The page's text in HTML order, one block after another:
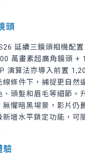
頭
延續三鏡頭相機配
萬畫素超廣角鏡頭 +
演算法亦導入前置
條件下，捕捉更自然
頭髮和眉毛等細節。
懼暗黑場景，影片仍
增水平鎖定功能，可
驗